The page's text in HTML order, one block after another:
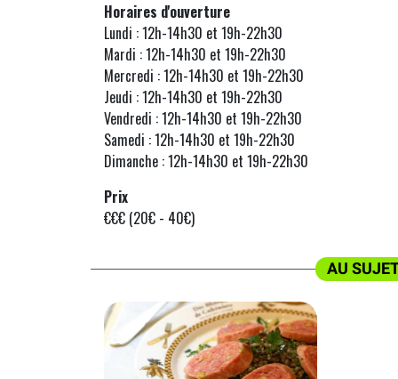
Horaires d'ouverture
Lundi : 12h-14h30 et 19h-22h30
Mardi : 12h-14h30 et 19h-22h30
Mercredi : 12h-14h30 et 19h-22h30
Jeudi : 12h-14h30 et 19h-22h30
Vendredi : 12h-14h30 et 19h-22h30
Samedi : 12h-14h30 et 19h-22h30
Dimanche : 12h-14h30 et 19h-22h30
Prix
€€€ (20€ - 40€)
AU